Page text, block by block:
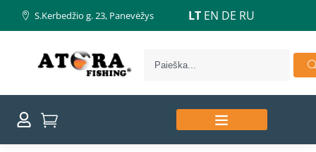
S.Kerbedžio g. 23, Panevėžys LT EN DE RU